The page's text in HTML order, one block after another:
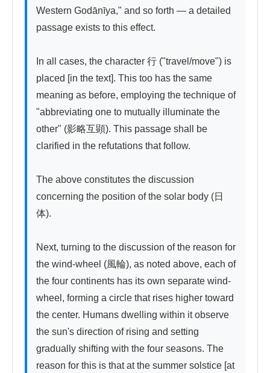
Western Godānīya," and so forth — a detailed
passage exists to this effect.
In all cases, the character 行 ("travel/move") is
placed [in the text]. This too has the same
meaning as before, employing the technique of
"abbreviating one to mutually illuminate the
other" (影略互顕). This passage shall be
clarified in the refutations that follow.
The above constitutes the discussion
concerning the position of the solar body (日
体).
Next, turning to the discussion of the reason for
the wind-wheel (風輪), as noted above, each of
the four continents has its own separate wind-
wheel, forming a circle that rises higher toward
the center. Humans dwelling within it observe
the sun's direction of rising and setting
gradually shifting with the four seasons. The
reason for this is that at the summer solstice [at